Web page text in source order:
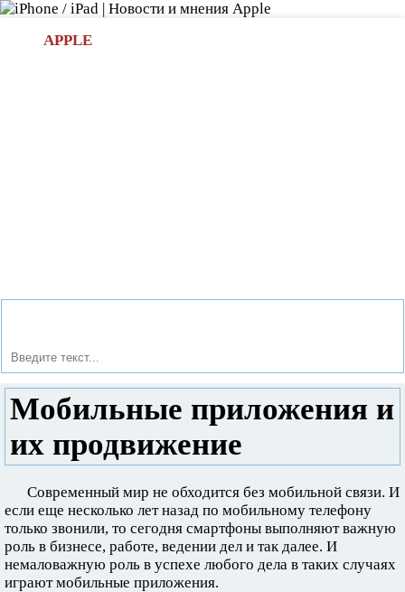
APPLE
Мобильные приложения и
их продвижение
Современный мир не обходится без мобильной связи. И
если еще несколько лет назад по мобильному телефону
только звонили, то сегодня смартфоны выполняют важную
роль в бизнесе, работе, ведении дел и так далее. И
немаловажную роль в успехе любого дела в таких случаях
играют мобильные приложения.